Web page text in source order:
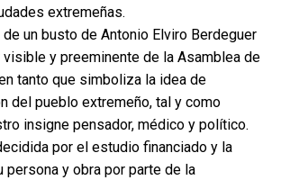
extremeñas.
un busto de Antonio Elviro Berdeguer
visible y preeminente de la Asamblea de
tanto que simboliza la idea de
del pueblo extremeño, tal y como
insigne pensador, médico y político.
por el estudio financiado y la
persona y obra por parte de la